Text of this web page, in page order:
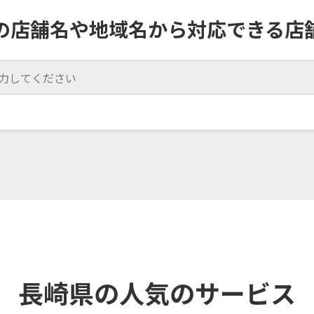
店舗名や地域名から対応できる店
長崎県の人気のサービス